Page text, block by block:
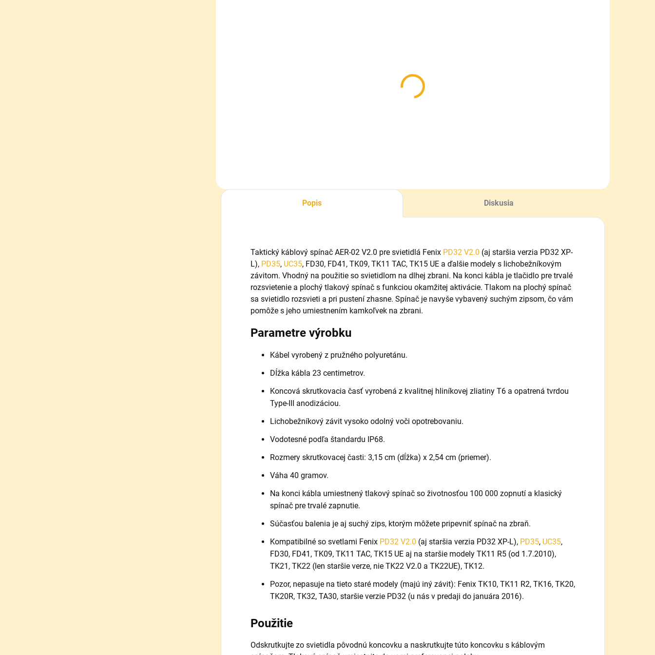
Popis Diskusia
Taktický káblový spínač AER-02 V2.0 pre svietidlá Fenix PD32 V2.0 (aj staršia verzia PD32 XP-
L), PD35, UC35, FD30, FD41, TK09, TK11 TAC, TK15 UE a ďalšie modely s lichobežníkovým
závitom. Vhodný na použitie so svietidlom na dlhej zbrani. Na konci kábla je tlačidlo pre trvalé
rozsvietenie a plochý tlakový spínač s funkciou okamžitej aktivácie. Tlakom na plochý spínač
sa svietidlo rozsvieti a pri pustení zhasne. Spínač je navyše vybavený suchým zipsom, čo vám
pomôže s jeho umiestnením kamkoľvek na zbrani.
Parametre výrobku
Kábel vyrobený z pružného polyuretánu.
Dĺžka kábla 23 centimetrov.
Koncová skrutkovacia časť vyrobená z kvalitnej hliníkovej zliatiny T6 a opatrená tvrdou
Type-III anodizáciou.
Lichobežníkový závit vysoko odolný voči opotrebovaniu.
Vodotesné podľa štandardu IP68.
Rozmery skrutkovacej časti: 3,15 cm (dĺžka) x 2,54 cm (priemer).
Váha 40 gramov.
Na konci kábla umiestnený tlakový spínač so životnosťou 100 000 zopnutí a klasický
spínač pre trvalé zapnutie.
Súčasťou balenia je aj suchý zips, ktorým môžete pripevniť spínač na zbraň.
Kompatibilné so svetlami Fenix PD32 V2.0 (aj staršia verzia PD32 XP-L), PD35, UC35,
FD30, FD41, TK09, TK11 TAC, TK15 UE aj na staršie modely TK11 R5 (od 1.7.2010),
TK21, TK22 (len staršie verze, nie TK22 V2.0 a TK22UE), TK12.
Pozor, nepasuje na tieto staré modely (majú iný závit): Fenix TK10, TK11 R2, TK16, TK20,
TK20R, TK32, TA30, staršie verzie PD32 (u nás v predaji do januára 2016).
Použitie
Odskrutkujte zo svietidla pôvodnú koncovku a naskrutkujte túto koncovku s káblovým